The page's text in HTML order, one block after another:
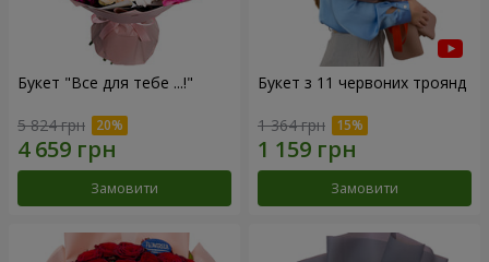
Букет "Все для тебе ...!"
5 824 грн
Замовити
Букет з 11 червоних троянд
1 364 грн
Замовити